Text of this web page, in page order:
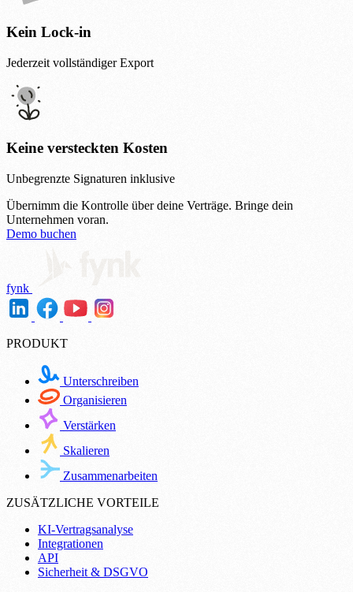
Kein Lock-in
Jederzeit vollständiger Export
Keine versteckten Kosten
Unbegrenzte Signaturen inklusive
Übernimm die Kontrolle über deine Verträge. Bringe dein
Unternehmen voran.
Demo buchen
fynk
PRODUKT
Unterschreiben
Organisieren
Verstärken
Skalieren
Zusammenarbeiten
ZUSÄTZLICHE VORTEILE
KI-Vertragsanalyse
Integrationen
API
Sicherheit & DSGVO